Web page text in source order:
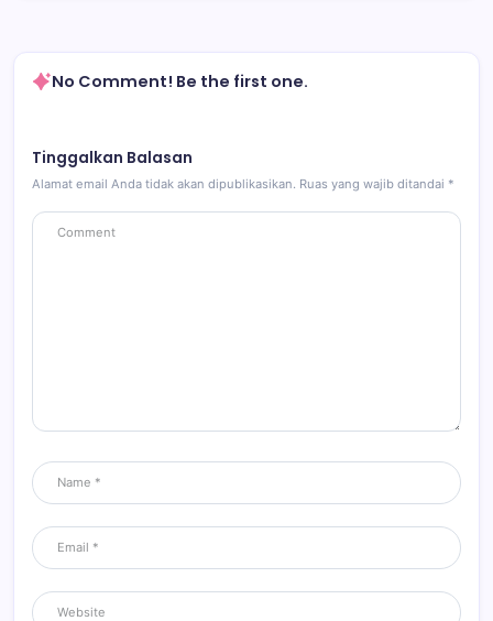
No Comment! Be the first one.
Tinggalkan Balasan
Alamat email Anda tidak akan dipublikasikan. Ruas yang wajib ditandai *